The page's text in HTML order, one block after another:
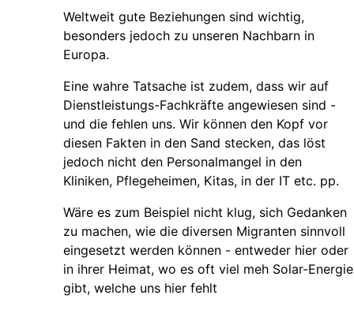
Weltweit gute Beziehungen sind wichtig,
besonders jedoch zu unseren Nachbarn in
Europa.
Eine wahre Tatsache ist zudem, dass wir auf
Dienstleistungs-Fachkräfte angewiesen sind -
und die fehlen uns. Wir können den Kopf vor
diesen Fakten in den Sand stecken, das löst
jedoch nicht den Personalmangel in den
Kliniken, Pflegeheimen, Kitas, in der IT etc. pp.
Wäre es zum Beispiel nicht klug, sich Gedanken
zu machen, wie die diversen Migranten sinnvoll
eingesetzt werden können - entweder hier oder
in ihrer Heimat, wo es oft viel meh Solar-Energie
gibt, welche uns hier fehlt